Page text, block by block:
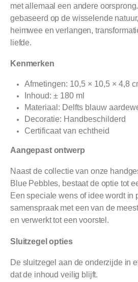
met allemaal een andere
gebaseerd op de wisselende
heimwee en verlangen,
liefde.
Kenmerken
Afmetingen: 10,5 × 10,5 × 4,8
Inhoud: ± 180 ml
Materiaal: Delfts blauw
Decoratie: Handbeschilderd
Certificaat van echtheid
Aangepast ontwerp
Naast de collectie van onze
Blue Pebbles, bestaat de optie tot
Een speciale wens of idee wordt in
samenspraak met een van de
en verwerkt tot een voorstel.
Sluitzegel opties
De sluitzegel aan de onderzijde in
dat de inhoud veilig blijft.